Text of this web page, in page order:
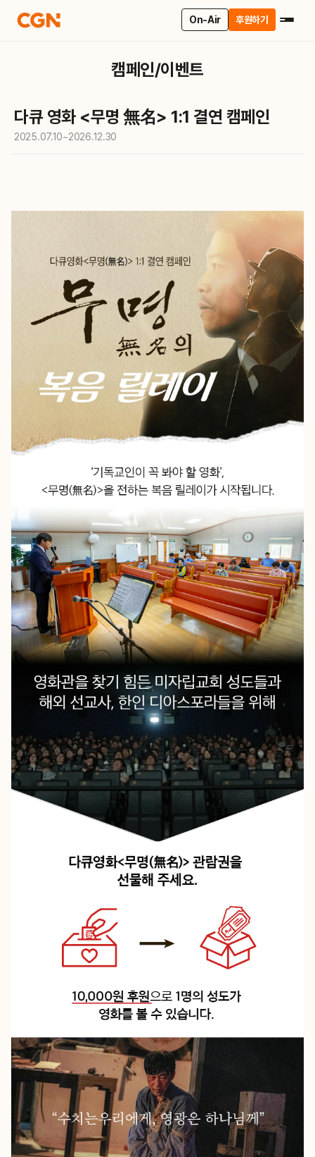
On-Air 후원하기
캠페인/이벤트
다큐 영화 <무명 無名> 1:1 결연 캠페인
2025.07.10~2026.12.30